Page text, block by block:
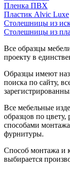
Пленка ПВХ
Пластик Alvic Luxe
Столешницы из
Столешницы из
Все образцы
проекту в
Образцы имеют
поиска по сайту,
Все мебельные
образцов по
способами
фурнитуры.
Способ монтажа и
выбирается